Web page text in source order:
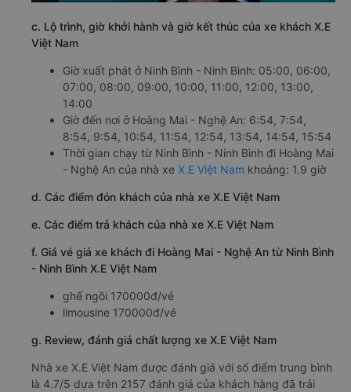
c. Lộ trình, giờ khởi hành và giờ kết thúc của xe khách X.E
Việt Nam
Giờ xuất phát ở Ninh Bình - Ninh Bình: 05:00, 06:00,
07:00, 08:00, 09:00, 10:00, 11:00, 12:00, 13:00,
14:00
Giờ đến nơi ở Hoàng Mai - Nghệ An: 6:54, 7:54,
8:54, 9:54, 10:54, 11:54, 12:54, 13:54, 14:54, 15:54
Thời gian chạy từ Ninh Bình - Ninh Bình đi Hoàng Mai
- Nghệ An của nhà xe X.E Việt Nam khoảng: 1.9 giờ
d. Các điểm đón khách của nhà xe X.E Việt Nam
e. Các điểm trả khách của nhà xe X.E Việt Nam
f. Giá vé giá xe khách đi Hoàng Mai - Nghệ An từ Ninh Bình
- Ninh Bình X.E Việt Nam
ghế ngồi 170000đ/vé
limousine 170000đ/vé
g. Review, đánh giá chất lượng xe X.E Việt Nam
Nhà xe X.E Việt Nam được đánh giá với số điểm trung bình
là 4.7/5 dựa trên 2157 đánh giá của khách hàng đã trải